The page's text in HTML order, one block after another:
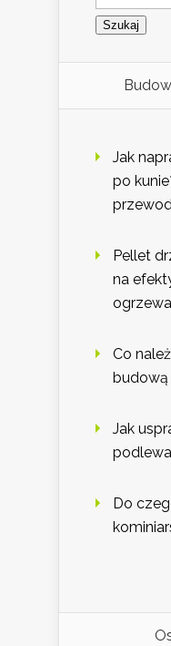
Jak
po
Pellet
na
Co
budową
Jak
Do